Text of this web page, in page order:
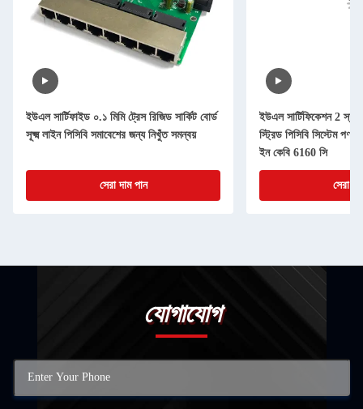
ইউএল সার্টিফাইড ০.১ মিমি ট্রেস রিজিড সার্কিট বোর্ড
সূক্ষ্ম লাইন পিসিবি সমাবেশের জন্য নিখুঁত সমন্বয়
সেরা দাম পান
ইউএল সার্টিফিকেশন 2
স্ট্রিড পিসিবি সিস্টেম
ইন কেবি 6160 সি
সেরা
যোগাযোগ